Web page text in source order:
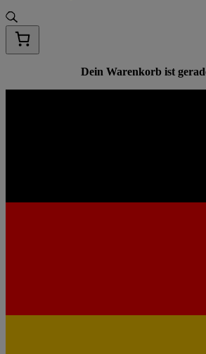
Dein Warenkorb ist